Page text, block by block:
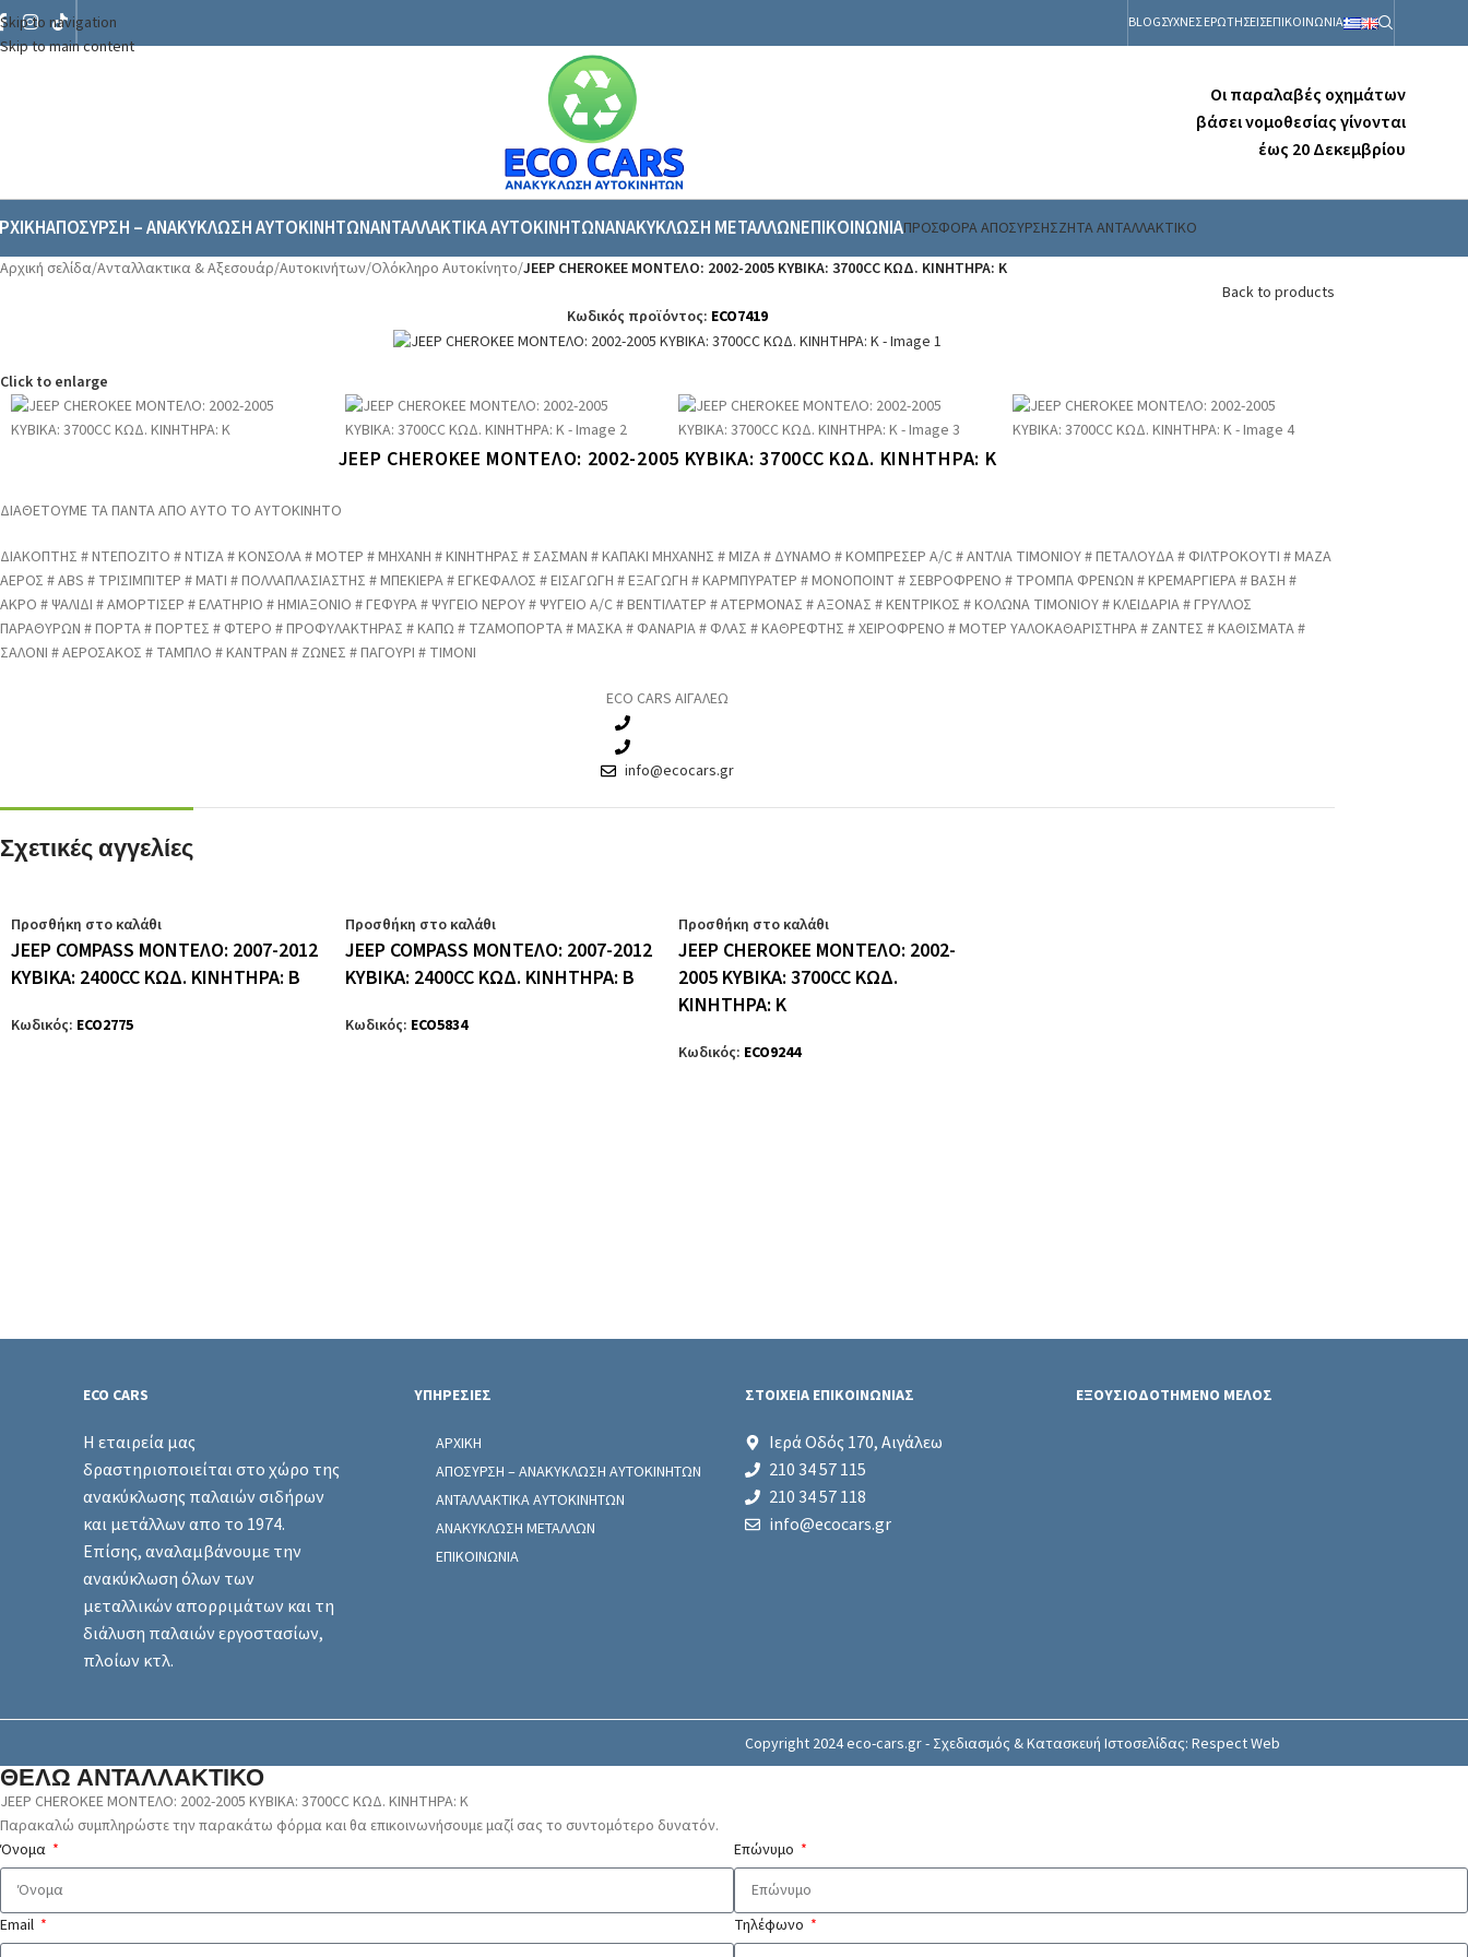
Skip to navigation
Skip to main content
BLOGΣΥΧΝΕΣ ΕΡΩΤΗΣΕΙΣΕΠΙΚΟΙΝΩΝΙΑ
Οι παραλαβές οχημάτων
βάσει νομοθεσίας γίνονται
έως 20 Δεκεμβρίου
ΑΠΟΣΥΡΣΗ – ΑΝΑΚΥΚΛΩΣΗ ΑΥΤΟΚΙΝΗΤΩΝΑΝΤΑΛΛΑΚΤΙΚΑ ΑΥΤΟΚΙΝΗΤΩΝΑΝΑΚΥΚΛΩΣΗ ΜΕΤΑΛΛΩΝΕΠΙΚΟΙΝΩΝΙΑΠΡΟΣΦΟΡΑ ΑΠΟΣΥΡΣΗΣΖΗΤΑ ΑΝΤΑΛΛΑΚΤΙΚΟ
Αρχική σελίδα/Ανταλλακτικα & Αξεσουάρ/Αυτοκινήτων/Ολόκληρο Αυτοκίνητο/JEEP CHEROKEE ΜΟΝΤΕΛΟ: 2002-2005 ΚΥΒΙΚΑ: 3700CC ΚΩΔ. ΚΙΝΗΤΗΡΑ: K
Back to products
Κωδικός προϊόντος: ECO7419
Click to enlarge
JEEP CHEROKEE ΜΟΝΤΕΛΟ: 2002-2005 ΚΥΒΙΚΑ: 3700CC ΚΩΔ. ΚΙΝΗΤΗΡΑ: K
ΔΙΑΘΕΤΟΥΜΕ ΤΑ ΠΑΝΤΑ ΑΠΟ ΑΥΤΟ ΤΟ ΑΥΤΟΚΙΝΗΤΟ
ΔΙΑΚΟΠΤΗΣ # ΝΤΕΠΟΖΙΤΟ # ΝΤΙΖΑ # ΚΟΝΣΟΛΑ # ΜΟΤΕΡ # ΜΗΧΑΝΗ # ΚΙΝΗΤΗΡΑΣ # ΣΑΣΜΑΝ # ΚΑΠΑΚΙ ΜΗΧΑΝΗΣ # ΜΙΖΑ # ΔΥΝΑΜΟ # ΚΟΜΠΡΕΣΕΡ A/C # ΑΝΤΛΙΑ ΤΙΜΟΝΙΟΥ # ΠΕΤΑΛΟΥΔΑ # ΦΙΛΤΡΟΚΟΥΤΙ # ΜΑΖΑ
ΑΕΡΟΣ # ABS # ΤΡΙΣΙΜΠΙΤΕΡ # ΜΑΤΙ # ΠΟΛΛΑΠΛΑΣΙΑΣΤΗΣ # ΜΠΕΚΙΕΡΑ # ΕΓΚΕΦΑΛΟΣ # ΕΙΣΑΓΩΓΗ # ΕΞΑΓΩΓΗ # ΚΑΡΜΠΥΡΑΤΕΡ # ΜΟΝΟΠΟΙΝΤ # ΣΕΒΡΟΦΡΕΝΟ # ΤΡΟΜΠΑ ΦΡΕΝΩΝ # ΚΡΕΜΑΡΓΙΕΡΑ # ΒΑΣΗ #
ΑΚΡΟ # ΨΑΛΙΔΙ # ΑΜΟΡΤΙΣΕΡ # ΕΛΑΤΗΡΙΟ # ΗΜΙΑΞΟΝΙΟ # ΓΕΦΥΡΑ # ΨΥΓΕΙΟ ΝΕΡΟΥ # ΨΥΓΕΙΟ A/C # ΒΕΝΤΙΛΑΤΕΡ # ΑΤΕΡΜΟΝΑΣ # ΑΞΟΝΑΣ # ΚΕΝΤΡΙΚΟΣ # ΚΟΛΩΝΑ ΤΙΜΟΝΙΟΥ # ΚΛΕΙΔΑΡΙΑ # ΓΡΥΛΛΟΣ
ΠΑΡΑΘΥΡΩΝ # ΠΟΡΤΑ # ΠΟΡΤΕΣ # ΦΤΕΡΟ # ΠΡΟΦΥΛΑΚΤΗΡΑΣ # ΚΑΠΩ # ΤΖΑΜΟΠΟΡΤΑ # ΜΑΣΚΑ # ΦΑΝΑΡΙΑ # ΦΛΑΣ # ΚΑΘΡΕΦΤΗΣ # ΧΕΙΡΟΦΡΕΝΟ # ΜΟΤΕΡ ΥΑΛΟΚΑΘΑΡΙΣΤΗΡΑ # ΖΑΝΤΕΣ # ΚΑΘΙΣΜΑΤΑ #
ΣΑΛΟΝΙ # ΑΕΡΟΣΑΚΟΣ # ΤΑΜΠΛΟ # ΚΑΝΤΡΑΝ # ΖΩΝΕΣ # ΠΑΓΟΥΡΙ # ΤΙΜΟΝΙ
ECO CARS ΑΙΓΑΛΕΩ
info@ecocars.gr
Σχετικές αγγελίες
Προσθήκη στο καλάθι
JEEP COMPASS ΜΟΝΤΕΛΟ: 2007-2012
ΚΥΒΙΚΑ: 2400CC ΚΩΔ. ΚΙΝΗΤΗΡΑ: B
Κωδικός: ECO2775
Προσθήκη στο καλάθι
JEEP COMPASS ΜΟΝΤΕΛΟ: 2007-2012
ΚΥΒΙΚΑ: 2400CC ΚΩΔ. ΚΙΝΗΤΗΡΑ: B
Κωδικός: ECO5834
Προσθήκη στο καλάθι
JEEP CHEROKEE ΜΟΝΤΕΛΟ: 2002-
2005 ΚΥΒΙΚΑ: 3700CC ΚΩΔ.
ΚΙΝΗΤΗΡΑ: K
Κωδικός: ECO9244
ECO CARS
Η εταιρεία μας
δραστηριοποιείται στο χώρο της
ανακύκλωσης παλαιών σιδήρων
και μετάλλων απο το 1974.
Επίσης, αναλαμβάνουμε την
ανακύκλωση όλων των
μεταλλικών απορριμάτων και τη
διάλυση παλαιών εργοστασίων,
πλοίων κτλ.
ΥΠΗΡΕΣΙΕΣ
ΑΡΧΙΚΗ
ΑΠΟΣΥΡΣΗ – ΑΝΑΚΥΚΛΩΣΗ ΑΥΤΟΚΙΝΗΤΩΝ
ΑΝΤΑΛΛΑΚΤΙΚΑ ΑΥΤΟΚΙΝΗΤΩΝ
ΑΝΑΚΥΚΛΩΣΗ ΜΕΤΑΛΛΩΝ
ΕΠΙΚΟΙΝΩΝΙΑ
ΣΤΟΙΧΕΙΑ ΕΠΙΚΟΙΝΩΝΙΑΣ
Ιερά Οδός 170, Αιγάλεω
210 34 57 115
210 34 57 118
info@ecocars.gr
ΕΞΟΥΣΙΟΔΟΤΗΜΕΝΟ ΜΕΛΟΣ
Copyright 2024 eco-cars.gr - Σχεδιασμός & Κατασκευή Ιστοσελίδας: Respect Web
ΘΕΛΩ ΑΝΤΑΛΛΑΚΤΙΚΟ
JEEP CHEROKEE ΜΟΝΤΕΛΟ: 2002-2005 ΚΥΒΙΚΑ: 3700CC ΚΩΔ. ΚΙΝΗΤΗΡΑ: K
Παρακαλώ συμπληρώστε την παρακάτω φόρμα και θα επικοινωνήσουμε μαζί σας το συντομότερο δυνατόν.
Όνομα
Επώνυμο
Email Τηλέφωνο